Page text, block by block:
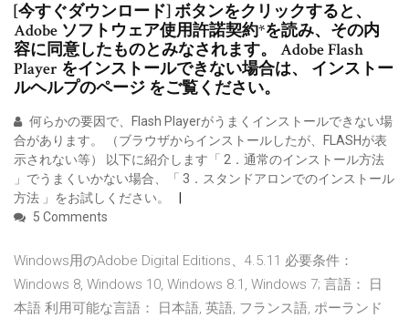
[今すぐダウンロード] ボタンをクリックすると、
Adobe ソフトウェア使用許諾契約*を読み、その内
容に同意したものとみなされます。 Adobe Flash
Player をインストールできない場合は、 インストー
ルヘルプのページ をご覧ください。
何らかの要因で、Flash Playerがうまくインストールできない場
合があります。 （ブラウザからインストールしたが、FLASHが表
示されない等） 以下に紹介します「 2．通常のインストール方法
」でうまくいかない場合、「 3．スタンドアロンでのインストール
方法 」をお試しください。
5 Comments
Windows用のAdobe Digital Editions、4.5.11 必要条件：
Windows 8, Windows 10, Windows 8.1, Windows 7; 言語： 日
本語 利用可能な言語： 日本語, 英語, フランス語, ポーランド